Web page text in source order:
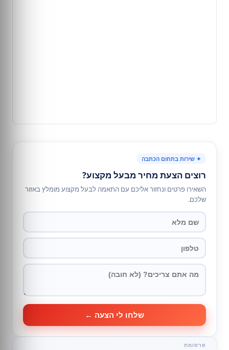
✦ שירות בתחום הכתבה
רוצים הצעת מחיר מבעל מקצוע?
השאירו פרטים ונחזור אליכם עם התאמה לבעל מקצוע מומלץ באזור
שלכם.
שלחו לי הצעה ←